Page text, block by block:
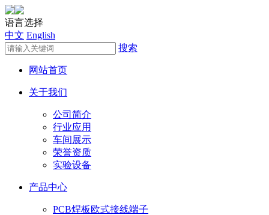
语言选择
中文 English
搜索
网站首页
关于我们
公司简介
行业应用
车间展示
荣誉资质
实验设备
产品中心
PCB焊板欧式接线端子